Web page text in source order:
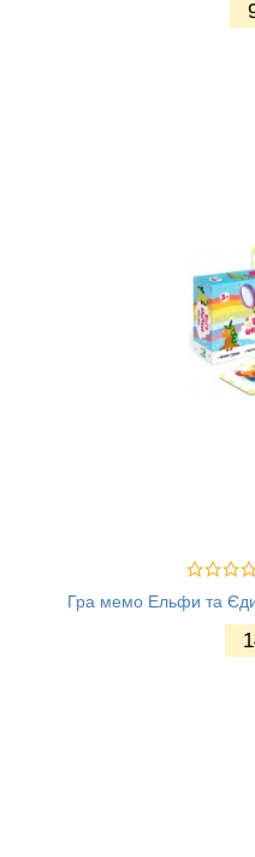
Гра мемо Ельфи та